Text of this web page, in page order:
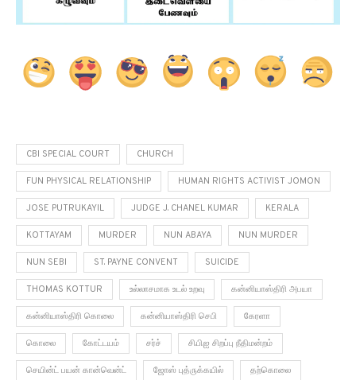
CBI SPECIAL COURT CHURCH
FUN PHYSICAL RELATIONSHIP HUMAN RIGHTS ACTIVIST JOMON
JOSE PUTRUKAYIL JUDGE J. CHANEL KUMAR KERALA
KOTTAYAM MURDER NUN ABAYA NUN MURDER
NUN SEBI ST. PAYNE CONVENT SUICIDE
THOMAS KOTTUR உல்லாசமாக உடல் உறவு கன்னியாஸ்திரி அபயா
கன்னியாஸ்திரி கொலை கன்னியாஸ்திரி செபி கேரளா
கொலை கோட்டயம் சர்ச் சி.பி.ஐ சிறப்பு நீதிமன்றம்
செயின்ட் பயன் கான்வென்ட் ஜோஸ் புத்ருக்கயில் தற்கொலை